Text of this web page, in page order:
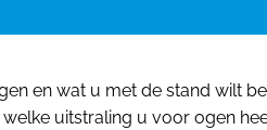
en wat u met de stand wilt
uitstraling u voor ogen